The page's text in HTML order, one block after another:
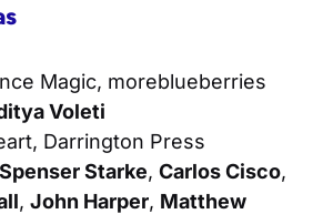
Magic, moreblueberries
Voleti
, Darrington Press
Spenser Starke, Carlos Cisco,
, John Harper, Matthew